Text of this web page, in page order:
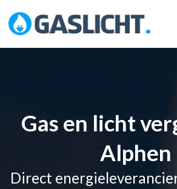
Skip
to
content
Gas en licht
Alphen
Direct